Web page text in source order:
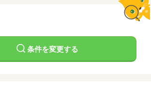
条件を変更する